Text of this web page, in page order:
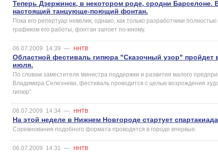
Теперь Дзержинск, в некотором роде, сродни Барселоне.
настоящий танцующе-поющий фонтан.
Пока его репертуар невелик, однако, как только разработчики
графиком его работы, фонтан запоет по-иному.
06.07.2009 14:39 — ННТВ
Областной фестиваль гипюра "Сказочный узор" пройдет
июля.
По словам заместителя министра поддержки и развития малого
Владимира Селезнева, фестиваль проводится с целью возрождения
гипюр".
06.07.2009 14:34 — ННТВ
На этой неделе в Нижнем Новгороде стартует
Соревнования подобного формата проводятся в городе впервые.
06.07.2009 14:31 — ННТВ